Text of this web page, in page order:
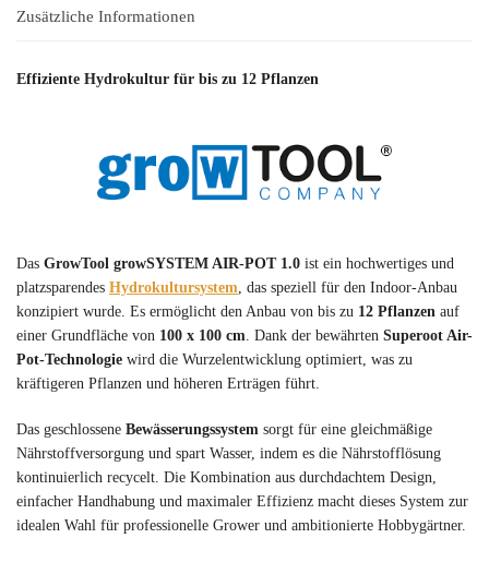
Zusätzliche Informationen
Effiziente Hydrokultur für bis zu 12 Pflanzen
Das GrowTool growSYSTEM AIR-POT 1.0 ist ein hochwertiges und
platzsparendes Hydrokultursystem, das speziell für den Indoor-Anbau
konzipiert wurde. Es ermöglicht den Anbau von bis zu 12 Pflanzen auf
einer Grundfläche von 100 x 100 cm. Dank der bewährten Superoot Air-
Pot-Technologie wird die Wurzelentwicklung optimiert, was zu
kräftigeren Pflanzen und höheren Erträgen führt.
Das geschlossene Bewässerungssystem sorgt für eine gleichmäßige
Nährstoffversorgung und spart Wasser, indem es die Nährstofflösung
kontinuierlich recycelt. Die Kombination aus durchdachtem Design,
einfacher Handhabung und maximaler Effizienz macht dieses System zur
idealen Wahl für professionelle Grower und ambitionierte Hobbygärtner.